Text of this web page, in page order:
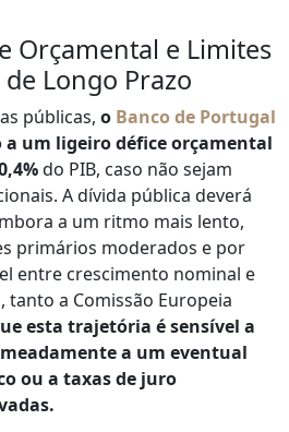
Orçamental e Limites
Longo Prazo
públicas, o Banco de Portugal
um ligeiro défice orçamental
do PIB, caso não sejam
A dívida pública deverá
a um ritmo mais lento,
primários moderados e por
entre crescimento nominal e
tanto a Comissão Europeia
esta trajetória é sensível a
a um eventual
ou a taxas de juro